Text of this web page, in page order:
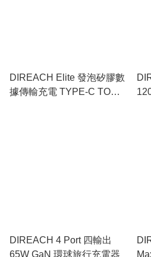
DIREACH Elite 發泡矽膠數
據傳輸充電 TYPE-C TO
DIREACH 4 Port 四輸出
65W GaN 環球旅行充電器